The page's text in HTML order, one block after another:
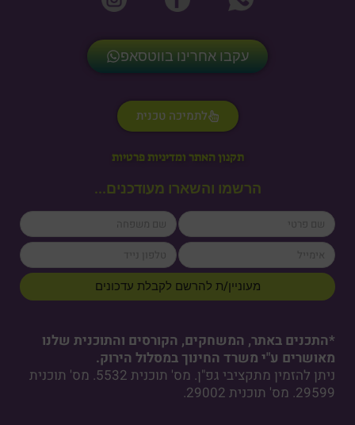
עקבו אחרינו בווטסאפ
לתמיכה טכנית
תקנון האתר ומדיניות פרטיות
*התכנים באתר, המשחקים, הקורסים והתוכנית שלנו
מאושרים ע"י משרד החינוך במסלול הירוק.
ניתן להזמין מתקציבי גפ"ן. מס' תוכנית 5532. מס' תוכנית
29599. מס' תוכנית 29002.
הרשמו והשארו מעודכנים...
firstName
lastName
email
cellPhone
מעוניין/ת להרשם לקבלת עדכונים